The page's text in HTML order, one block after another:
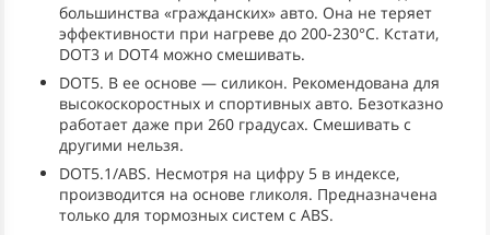
большинства «гражданских» авто. Она не теряет
эффективности при нагреве до 200-230°C. Кстати,
DOT3 и DOT4 можно смешивать.
DOT5. В ее основе — силикон. Рекомендована для
высокоскоростных и спортивных авто. Безотказно
работает даже при 260 градусах. Смешивать с
другими нельзя.
DOT5.1/ABS. Несмотря на цифру 5 в индексе,
производится на основе гликоля. Предназначена
только для тормозных систем с ABS.